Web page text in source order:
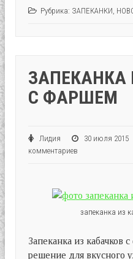
Рубрика: ЗАПЕКАНКИ,
ЗАПЕКАНКА
С ФАРШЕМ
Лидия 30 июля
комментариев
запеканка из
Запеканка из кабачков
решение для вкусного